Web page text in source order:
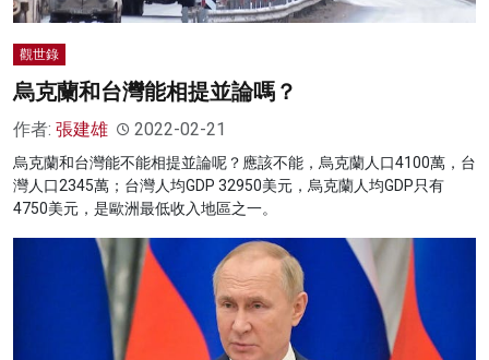
觀世錄
烏克蘭和台灣能相提並論嗎？
作者: 張建雄 2022-02-21
烏克蘭和台灣能不能相提並論呢？應該不能，烏克蘭人口4100萬，台
灣人口2345萬；台灣人均GDP 32950美元，烏克蘭人均GDP只有
4750美元，是歐洲最低收入地區之一。